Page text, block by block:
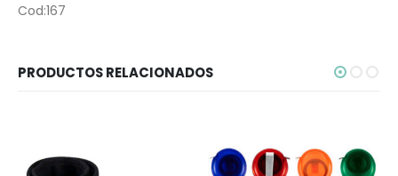
Cod:167
PRODUCTOS RELACIONADOS